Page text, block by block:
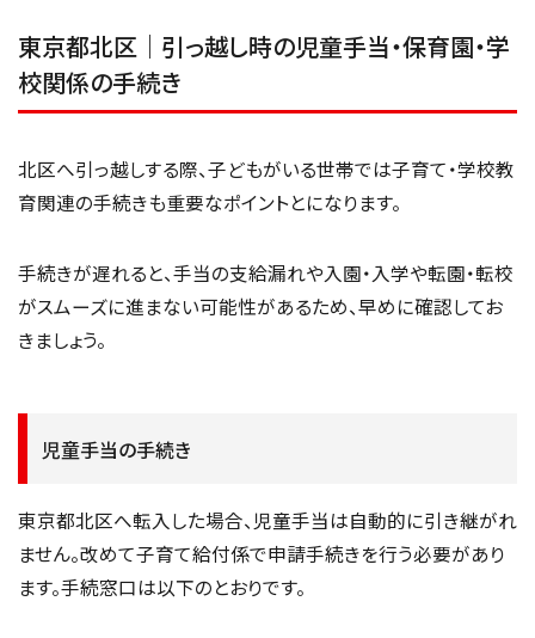
東京都北区｜引っ越し時の児童手当・保育園・学
校関係の手続き
北区へ引っ越しする際、子どもがいる世帯では子育て・学校教
育関連の手続きも重要なポイントとになります。
手続きが遅れると、手当の支給漏れや入園・入学や転園・転校
がスムーズに進まない可能性があるため、早めに確認してお
きましょう。
児童手当の手続き
東京都北区へ転入した場合、児童手当は自動的に引き継がれ
ません。改めて子育て給付係で申請手続きを行う必要があり
ます。手続窓口は以下のとおりです。